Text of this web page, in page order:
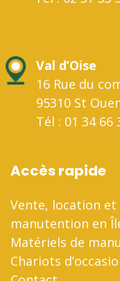
Val d’Oise
16 Rue du
95310 St
Tél : 01 34 66
Accès rapide
Vente, location et
manutention en
Matériels de
Chariots